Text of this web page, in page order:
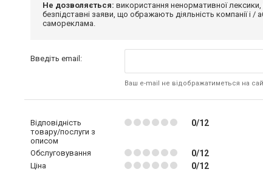
Не дозволяється: використання ненормативної
безпідставні заяви, що ображають діяльність компанії і /
самореклама.
Введіть email:
Ваш e-mail не відображатиметься на
Відповідність
товару/послуги з
описом
0/12
Обслуговування 0/12
Ціна 0/12